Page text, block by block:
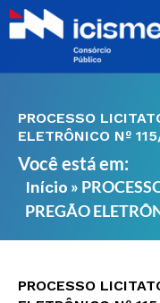
Ir
para
PROCESSO
ELETRÔNICO Nº
Você está em:
Início »
PREGÃO
PROCESSO